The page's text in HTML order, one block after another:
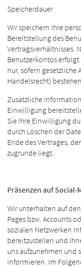
Speicherdauer
Wir speichern Ihre
Bereitstellung des
Vertragsverhältnisses.
Benutzerkontos
nur, sofern gesetzliche
Handelsrecht)
Zusätzliche
Einwilligung
Sie Ihre Einwilligung
durch Löschen der
Ende des Vertrages,
zugrunde liegt.
Präsenzen auf
Wir unterhalten auf
Pages bzw. Accounts
sozialen Netzwerken
bereitzustellen und
uns aufzunehmen und
informieren. Im